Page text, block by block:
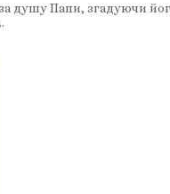
Папи, згадуючи